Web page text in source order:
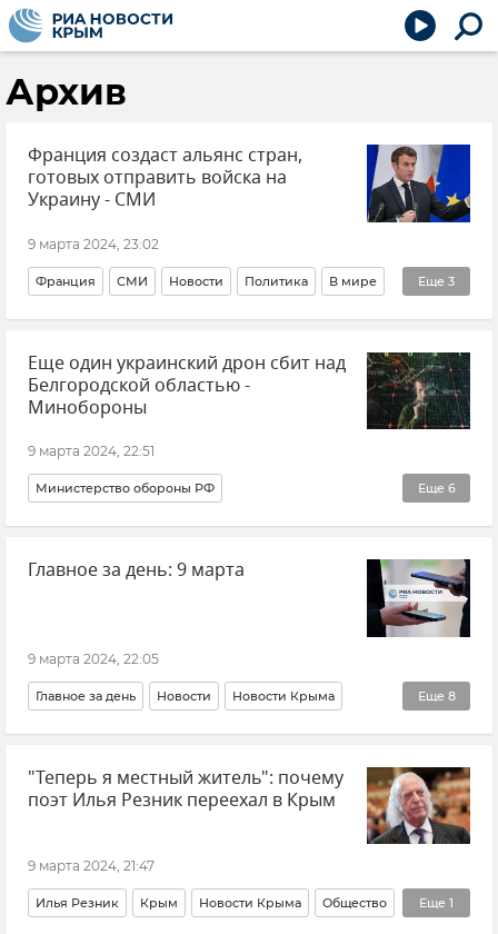
Архив
Франция создаст альянс стран,
готовых отправить войска на
Украину - СМИ
9 марта 2024, 23:02
Еще 3
Франция СМИ Новости Политика В мире
Украина Эммануэль Макрон НАТО
Еще один украинский дрон сбит над
Белгородской областью -
Минобороны
9 марта 2024, 22:51
Еще 6
Министерство обороны РФ
Обстрелы Белгородской области
Белгородская область
Новости
Главное за день: 9 марта
9 марта 2024, 22:05
Еще 8
Главное за день Новости Новости Крыма
Новости СВО Крым В мире Россия
Украина НАТО Черное море
"Теперь я местный житель": почему
поэт Илья Резник переехал в Крым
9 марта 2024, 21:47
Еще 1
Илья Резник Крым Новости Крыма Общество